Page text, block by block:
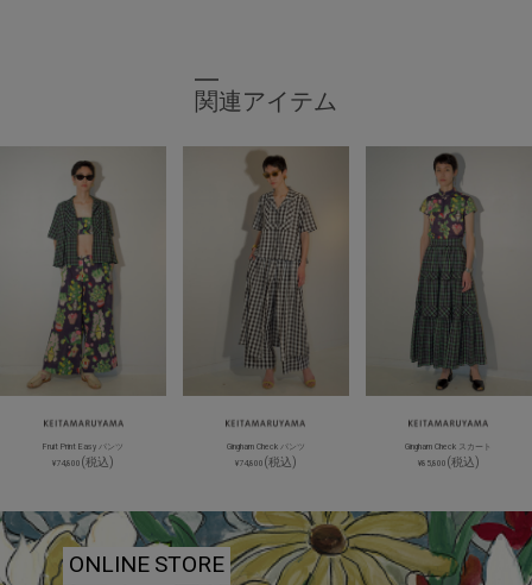
関連アイテム
Fruit Print Easy パンツ
¥74,800 (税込)
Gingham Check パンツ
¥74,800 (税込)
Gingham Check スカート
¥85,800 (税込)
ONLINE STORE